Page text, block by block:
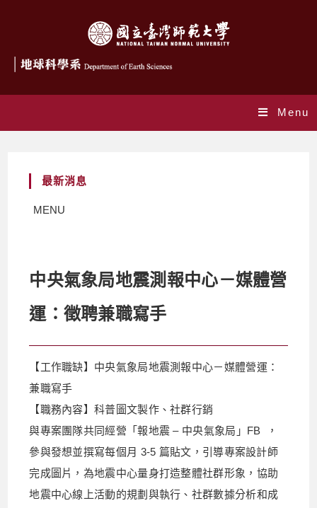
Menu
最新消息
MENU
中央氣象局地震測報中心－媒體營
運：徵聘兼職寫手
【工作職缺】中央氣象局地震測報中心－媒體營運：
兼職寫手
【職務內容】科普圖文製作、社群行銷
與專案團隊共同經營「報地震 – 中央氣象局」FB ，
參與發想並撰寫每個月 3-5 篇貼文，引導專案設計師
完成圖片，為地震中心量身打造整體社群形象，協助
地震中心線上活動的規劃與執行、社群數據分析和成